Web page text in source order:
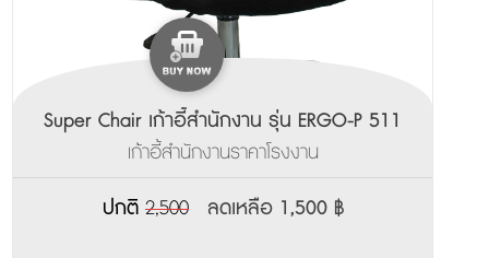
Super Chair เก้าอี้สำนักงาน รุ่น ERGO-P 511
เก้าอี้สำนักงานราคาโรงงาน
ปกติ 2,500 ลดเหลือ 1,500 ฿